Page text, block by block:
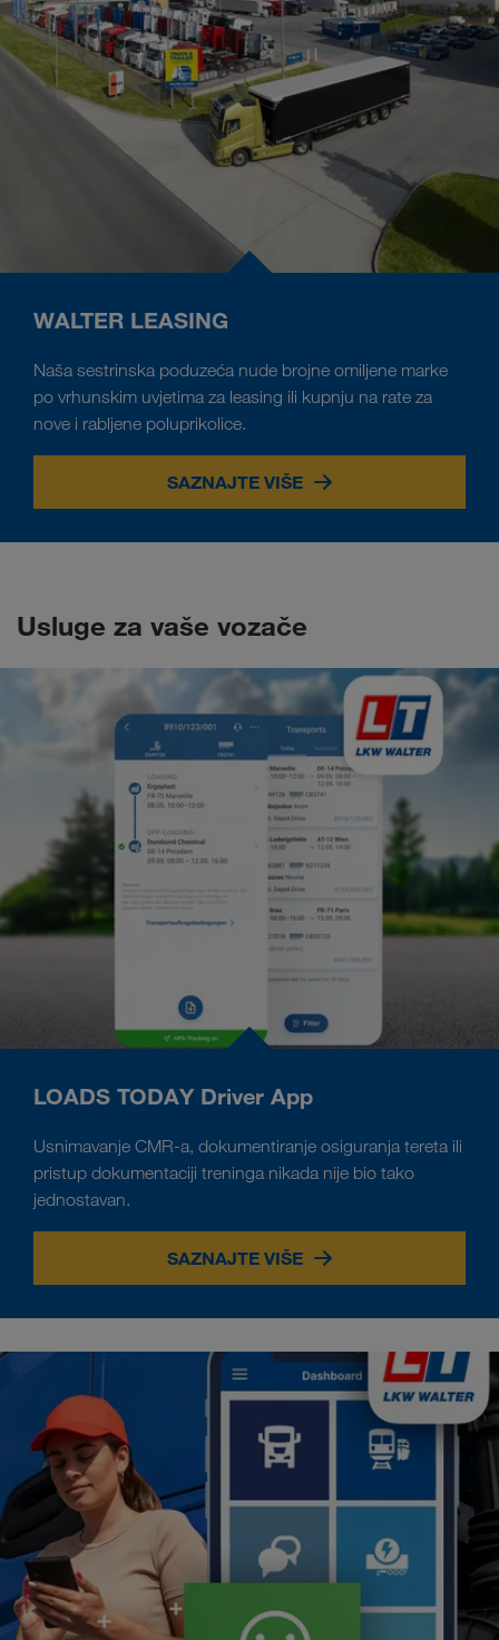
WALTER LEASING
Naša sestrinska poduzeća nude brojne omiljene marke
po vrhunskim uvjetima za leasing ili kupnju na rate za
nove i rabljene poluprikolice.
SAZNAJTE VIŠE
Usluge za vaše vozače
LOADS TODAY Driver App
Usnimavanje CMR-a, dokumentiranje osiguranja tereta ili
pristup dokumentaciji treninga nikada nije bio tako
jednostavan.
SAZNAJTE VIŠE